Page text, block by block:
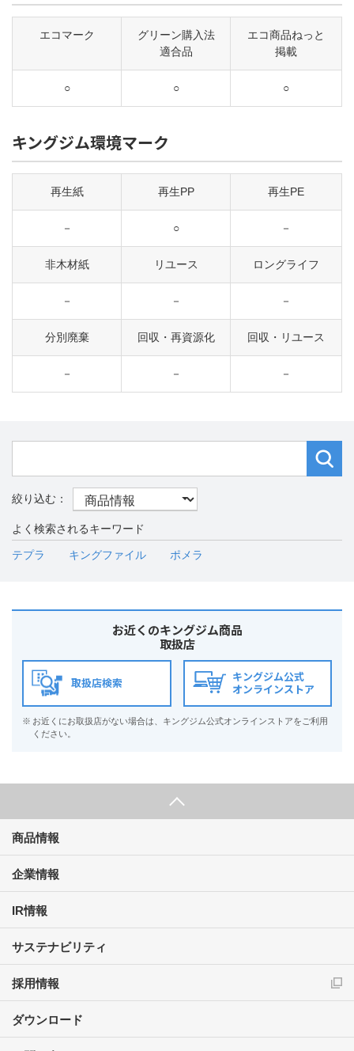
エコマーク
グリーン購入法
適合品
エコ商品ねっと
掲載
○ ○ ○
キングジム環境マーク
再生紙 再生PP 再生PE
－ ○ －
非木材紙 リユース ロングライフ
－ － －
分別廃棄 回収・再資源化 回収・リユース
－ － －
よく検索されるキーワード
テプラ キングファイル ポメラ
お近くのキングジム商品
取扱店
取扱店検索
キングジム公式
オンラインストア
※ お近くにお取扱店がない場合は、キングジム公式オンラインストアをご利用
ください。
商品情報
企業情報
IR情報
サステナビリティ
採用情報
ダウンロード